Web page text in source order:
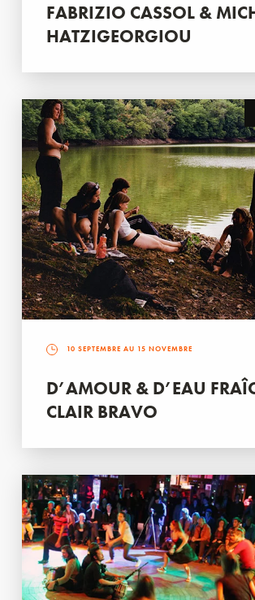
FABRIZIO CASSOL &
HATZIGEORGIOU
10 SEPTEMBRE AU 15 NOVEMBRE
D’AMOUR & D’EAU
CLAIR BRAVO